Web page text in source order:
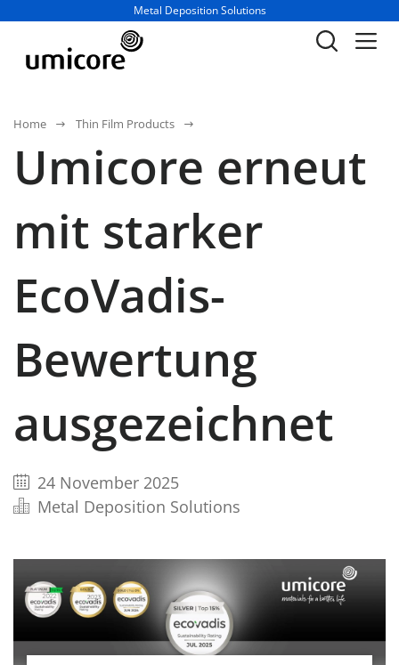
Geschäftsbereich / Abteilung:
Metal Deposition Solutions
Home Thin Film Products
Umicore erneut
mit starker
EcoVadis-
Bewertung
ausgezeichnet
24 November 2025
Metal Deposition Solutions